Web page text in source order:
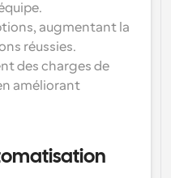
chose se passe
augmentant la
réussies.
des charges de
améliorant